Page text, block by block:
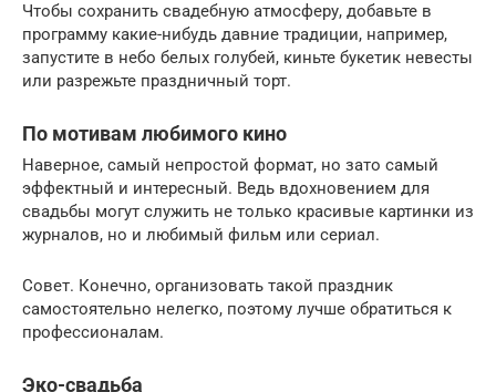
Чтобы сохранить свадебную атмосферу, добавьте в
программу какие-нибудь давние традиции, например,
запустите в небо белых голубей, киньте букетик невесты
или разрежьте праздничный торт.
По мотивам любимого кино
Наверное, самый непростой формат, но зато самый
эффектный и интересный. Ведь вдохновением для
свадьбы могут служить не только красивые картинки из
журналов, но и любимый фильм или сериал.
Совет. Конечно, организовать такой праздник
самостоятельно нелегко, поэтому лучше обратиться к
профессионалам.
Эко-свадьба